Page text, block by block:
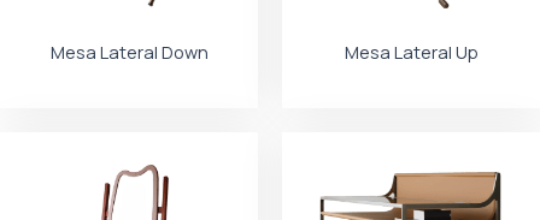
Mesa Lateral Down Mesa Lateral Up